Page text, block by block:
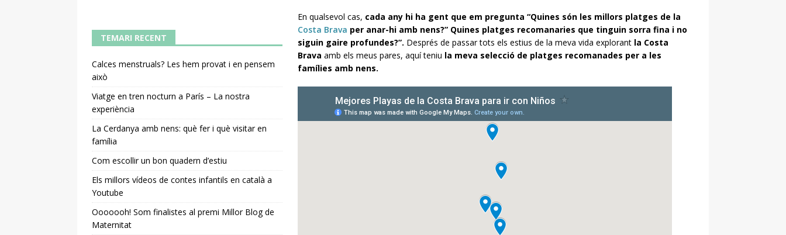
En qualsevol cas, cada any hi ha gent que em pregunta “Quines són les millors platges de la
Costa Brava per anar-hi amb nens?” Quines platges recomanaries que tinguin sorra fina i no
siguin gaire profundes?”. Després de passar tots els estius de la meva vida explorant la Costa
Brava amb els meus pares, aquí teniu la meva selecció de platges recomanades per a les
famílies amb nens.
TEMARI RECENT
Calces menstruals? Les hem provat i en pensem
això
Viatge en tren nocturn a París – La nostra
experiència
La Cerdanya amb nens: què fer i què visitar en
família
Com escollir un bon quadern d’estiu
Els millors vídeos de contes infantils en català a
Youtube
Ooooooh! Som finalistes al premi Millor Blog de
Maternitat